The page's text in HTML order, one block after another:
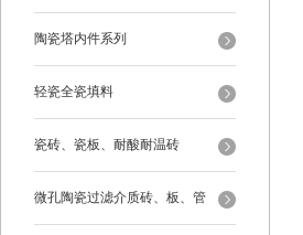
陶瓷塔内件系列
轻瓷全瓷填料
瓷砖、瓷板、耐酸耐温砖
微孔陶瓷过滤介质砖、板、管